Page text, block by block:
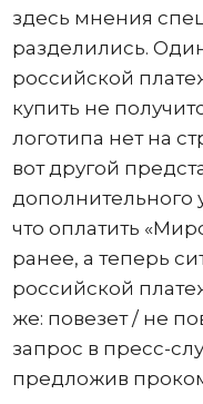
здесь мнения
разделились.
российской
купить не
логотипа нет на
вот другой
дополнительного
что оплатить
ранее, а теперь
российской
же: повезет / не
запрос в пресс-
предложив